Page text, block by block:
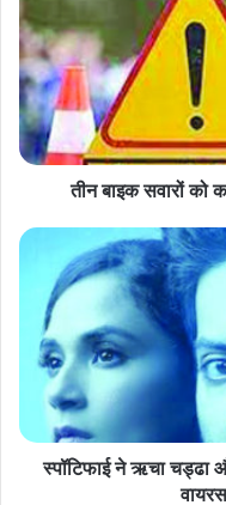
सवारों
को
कार
ने
उड़ाया,
घटना
सीसीटीवी
तीन बाइक सवारों को
स्पॉटिफाई
चड्ढा
अली
फजल
अभिनीत
ऑडियो
थ्रिलर,स्पॉटिफाई ने ऋचा चड्ढा